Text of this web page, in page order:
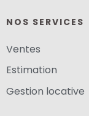
NOS SERVICES
Ventes
Estimation
Gestion locative